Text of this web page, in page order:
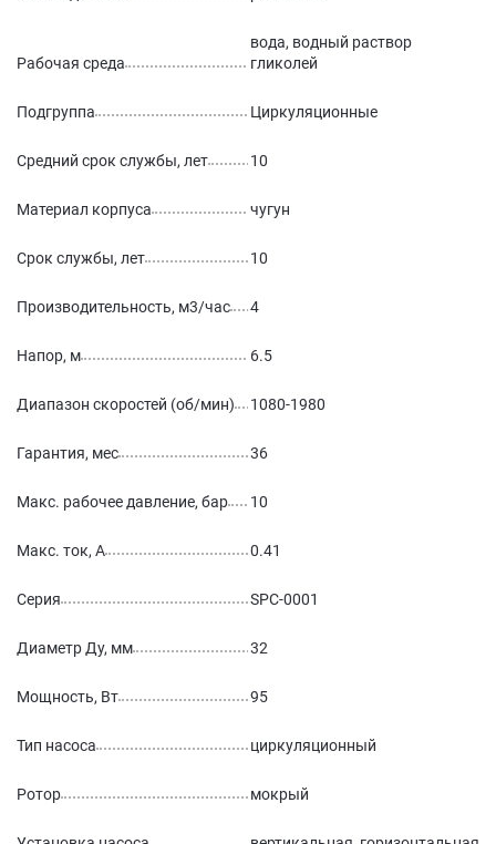
Рабочая среда
вода, водный раствор
гликолей
Подгруппа Циркуляционные
Средний срок службы, лет 10
Материал корпуса чугун
Срок службы, лет 10
Производительность, м3/час 4
Напор, м 6.5
Диапазон скоростей (об/мин) 1080-1980
Гарантия, мес 36
Макс. рабочее давление, бар 10
Макс. ток, А 0.41
Серия SPC-0001
Диаметр Ду, мм 32
Мощность, Вт 95
Тип насоса циркуляционный
Ротор мокрый